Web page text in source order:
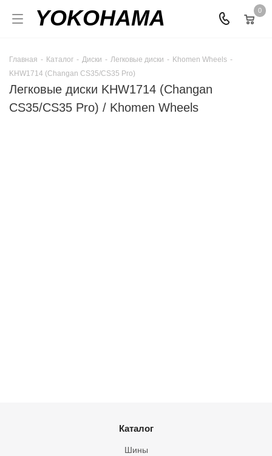
YOKOHAMA 0
Главная - Каталог - Диски - Легковые диски - Khomen Wheels -
KHW1714 (Changan CS35/CS35 Pro)
Легковые диски KHW1714 (Changan
CS35/CS35 Pro) / Khomen Wheels
Каталог
Шины